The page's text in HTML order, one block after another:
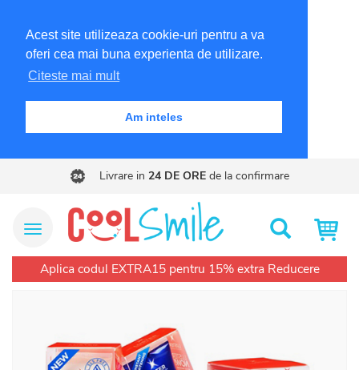
Acest site utilizeaza cookie-uri pentru a va
oferi cea mai buna experienta de utilizare.
Citeste mai mult
Am inteles
Livrare in 24 DE OREde la confirmare
Meniu Site Cautare
Aplica codul EXTRA15 pentru 15% extra Reducere